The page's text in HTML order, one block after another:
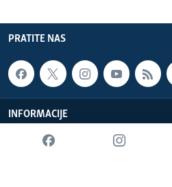
PRATITE NAS
INFORMACIJE
SADRŽAJ